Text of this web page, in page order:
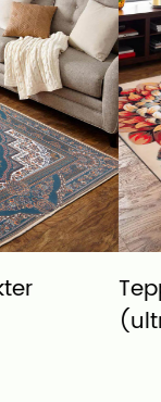
aus
Garn)